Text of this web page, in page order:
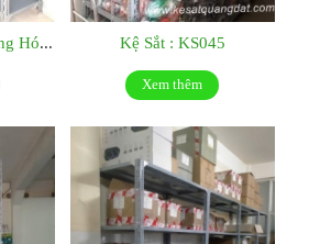
Kệ Sắt : KS045
Xem thêm